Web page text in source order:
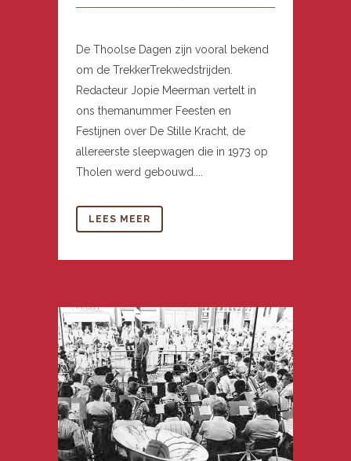
De Thoolse Dagen zijn vooral bekend
om de TrekkerTrekwedstrijden.
Redacteur Jopie Meerman vertelt in
ons themanummer Feesten en
Festijnen over De Stille Kracht, de
allereerste sleepwagen die in 1973 op
Tholen werd gebouwd....
LEES MEER